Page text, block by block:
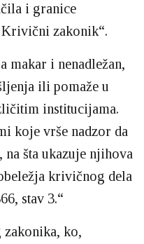
i granice
zakonik“.
makar i nenadležan,
ili pomaže u
institucijama.
koje vrše nadzor da
šta ukazuje njihova
krivičnog dela
stav 3.“
ko,